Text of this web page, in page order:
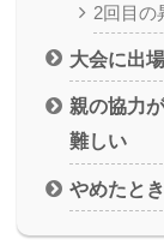
2回目の
大会に出
親の協力
難しい
やめたと